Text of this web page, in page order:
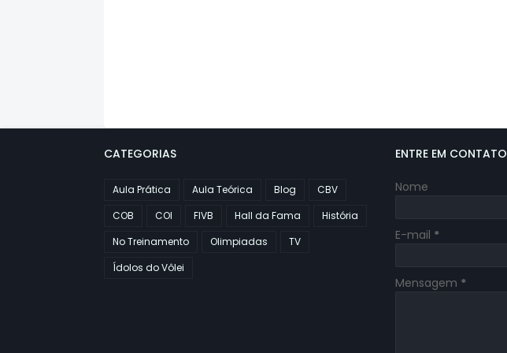
CATEGORIAS
Aula Prática Aula Teórica Blog
CBV
COB
COI FIVB Hall da Fama
História
No Treinamento
Olimpiadas
TV
Ídolos do Vôlei
ENTRE EM CONTATO
Nome
E-mail *
Mensagem *